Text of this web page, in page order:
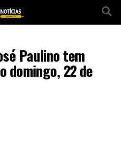
Paulino tem
domingo, 22 de